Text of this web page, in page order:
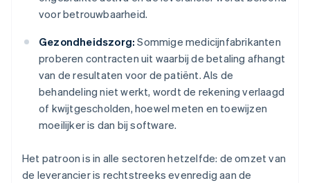
voor betrouwbaarheid.
Gezondheidszorg: Sommige medicijnfabrikanten
proberen contracten uit waarbij de betaling afhangt
van de resultaten voor de patiënt. Als de
behandeling niet werkt, wordt de rekening verlaagd
of kwijtgescholden, hoewel meten en toewijzen
moeilijker is dan bij software.
Het patroon is in alle sectoren hetzelfde: de omzet van
de leverancier is rechtstreeks evenredig aan de